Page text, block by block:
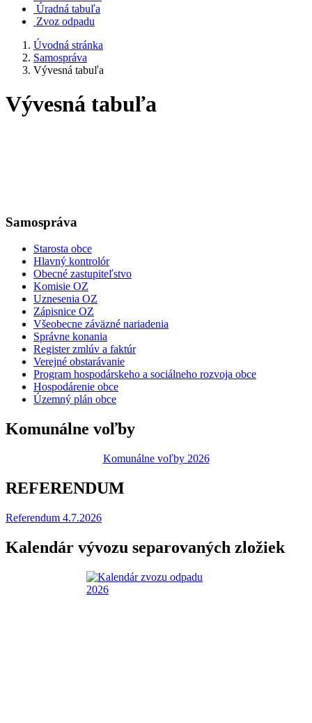
Úradná tabuľa
Zvoz odpadu
Úvodná stránka
Samospráva
Vývesná tabuľa
Vývesná tabuľa
Samospráva
Starosta obce
Hlavný kontrolór
Obecné zastupiteľstvo
Komisie OZ
Uznesenia OZ
Zápisnice OZ
Všeobecne záväzné nariadenia
Správne konania
Register zmlúv a faktúr
Verejné obstarávanie
Program hospodárskeho a sociálneho rozvoja obce
Hospodárenie obce
Územný plán obce
Komunálne voľby
Komunálne voľby 2026
REFERENDUM
Referendum 4.7.2026
Kalendár vývozu separovaných zložiek